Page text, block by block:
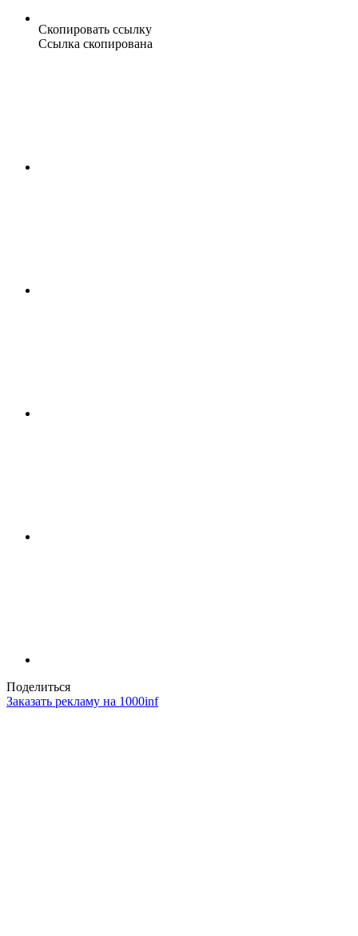
Скопировать ссылку
Ссылка скопирована
Поделиться
Заказать рекламу на 1000inf